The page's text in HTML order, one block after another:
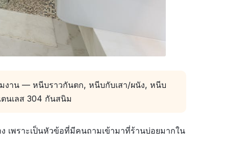
งาน — หนีบราวกันตก, หนีบกับเสา/ผนัง, หนีบ
นเลส 304 กันสนิม
เพราะเป็นหัวข้อที่มีคนถามเข้ามาที่ร้านบ่อยมากใน